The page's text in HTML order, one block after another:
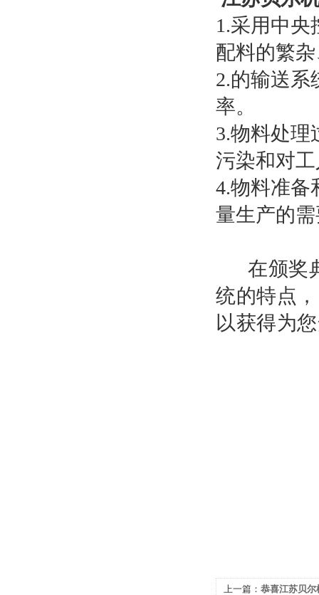
1.采用中
配料的繁
2.的输送系
率。
3.物料处理
污染和对
4.物料准备
量生产的
在颁奖典
统的特点
以获得为
上一篇： 恭喜江苏贝尔